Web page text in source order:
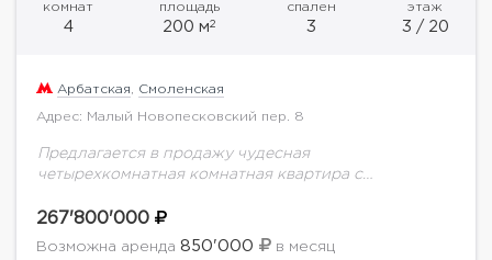
комнат
4
площадь
200 м2
спален
3
этаж
3 / 20
Арбатская, Смоленская
Адрес: Малый Новопесковский пер. 8
Предлагается в продажу чудесная
четырехкомнатная комнатная квартира с
авторском стиле.В квартире спланирована
просторная гостиная, объединенная с кухней-
267'800'000
Возможна аренда 850'000 в месяц